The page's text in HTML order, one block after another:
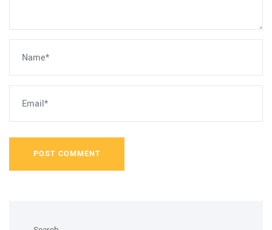
POST COMMENT